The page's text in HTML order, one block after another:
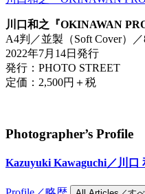
川口和之『OKINAWAN
A4判／並製（Soft Cover）
2022年7月14日発行
発行：PHOTO STREET
定価：2,500円＋税
Photographer’s Profile
Kazuyuki Kawaguchi／川口